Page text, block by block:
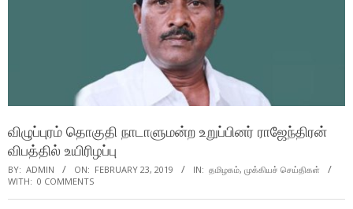
விழுப்புரம் தொகுதி நாடாளுமன்ற உறுப்பினர் ராஜேந்திரன்
விபத்தில் உயிரிழப்பு
BY: ADMIN ON: FEBRUARY 23, 2019 IN: தமிழகம், முக்கியச் செய்திகள்
WITH: 0 COMMENTS